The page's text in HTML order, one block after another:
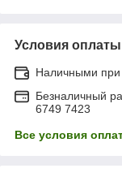
Условия оплаты
Наличными при
Безналичный
6749 7423
Все условия